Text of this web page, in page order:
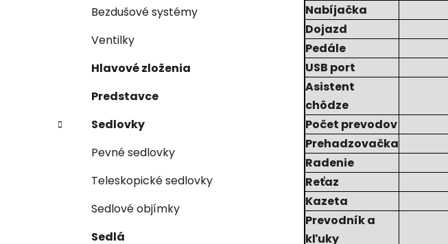
Bezdušové systémy
Ventilky
Hlavové zloženia
Predstavce
Sedlovky
Pevné sedlovky
Teleskopické sedlovky
Sedlové objímky
Sedlá
Nabíjačka
Dojazd
Pedále
USB port
Asistent
chôdze
Počet prevodov
Prehadzovačka
Radenie
Reťaz
Kazeta
Prevodník a
kľuky